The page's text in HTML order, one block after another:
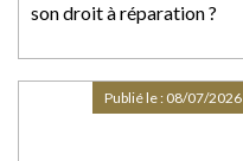
son droit à réparation ?
Publié le : 08/07/2026